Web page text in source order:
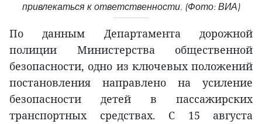
привлекаться к ответственности. (Фото: ВИА)
По данным Департамента дорожной
полиции Министерства общественной
безопасности, одно из ключевых положений
постановления направлено на усиление
безопасности детей в пассажирских
транспортных средствах. С 15 августа